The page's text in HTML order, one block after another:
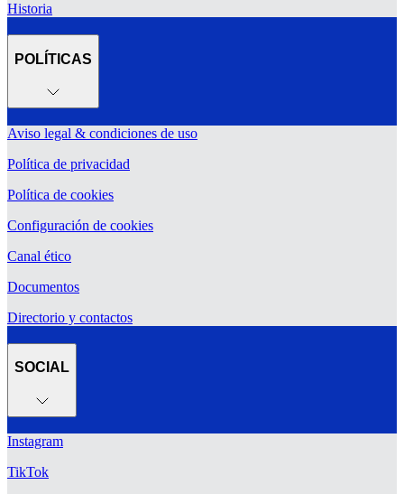
Historia
POLÍTICAS
Aviso legal & condiciones de uso
Política de privacidad
Política de cookies
Configuración de cookies
Canal ético
Documentos
Directorio y contactos
SOCIAL
Instagram
TikTok